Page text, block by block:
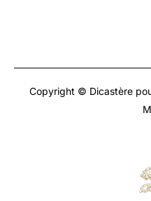
Copyright © Dicastère